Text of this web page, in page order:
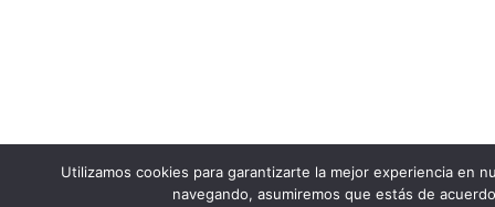
Utilizamos cookies para garantizarte la mejor experiencia en
navegando, asumiremos que estás de